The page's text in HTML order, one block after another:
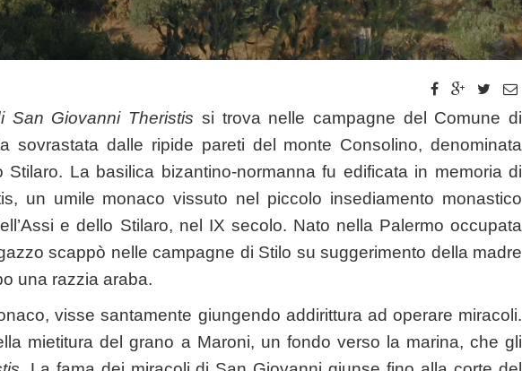
San Giovanni Theristis si trova nelle campagne del Comune di
sovrastata dalle ripide pareti del monte Consolino, denominata
Stilaro. La basilica bizantino-normanna fu edificata in memoria di
un umile monaco vissuto nel piccolo insediamento monastico
e dello Stilaro, nel IX secolo. Nato nella Palermo occupata
scappò nelle campagne di Stilo su suggerimento della madre
una razzia araba.
visse santamente giungendo addirittura ad operare miracoli.
mietitura del grano a Maroni, un fondo verso la marina, che gli